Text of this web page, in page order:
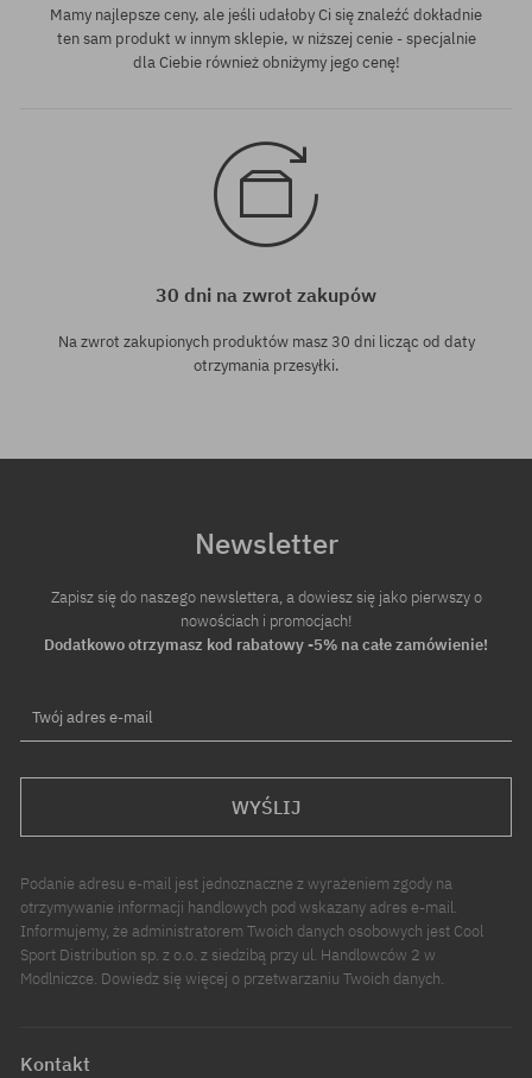
Mamy najlepsze ceny, ale jeśli udałoby Ci się znaleźć dokładnie
ten sam produkt w innym sklepie, w niższej cenie - specjalnie
dla Ciebie również obniżymy jego cenę!
30 dni na zwrot zakupów
Na zwrot zakupionych produktów masz 30 dni licząc od daty
otrzymania przesyłki.
Newsletter
Zapisz się do naszego newslettera, a dowiesz się jako pierwszy o
nowościach i promocjach!
Dodatkowo otrzymasz kod rabatowy -5% na całe zamówienie!
Twój adres e-mail
WYŚLIJ
Podanie adresu e-mail jest jednoznaczne z wyrażeniem zgody na
otrzymywanie informacji handlowych pod wskazany adres e-mail.
Informujemy, że administratorem Twoich danych osobowych jest Cool
Sport Distribution sp. z o.o. z siedzibą przy ul. Handlowców 2 w
Modlniczce. Dowiedz się więcej o przetwarzaniu Twoich danych.
Kontakt